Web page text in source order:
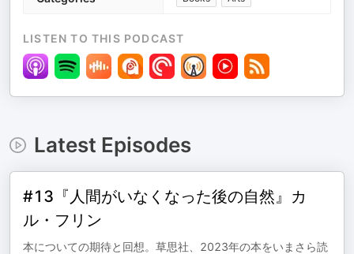
LISTEN TO THIS PODCAST
Latest Episodes
#13『人間がいなくなった後の自然』カ
ル・フリン
本についての期待と回想。草思社、2023年の本をいまさら読